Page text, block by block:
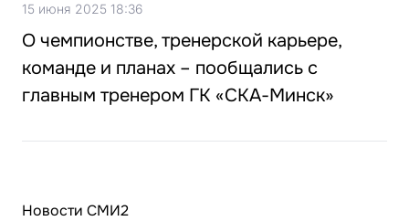
15 июня 2025 18:36
О чемпионстве, тренерской карьере,
команде и планах – пообщались с
главным тренером ГК «СКА-Минск»
Новости СМИ2